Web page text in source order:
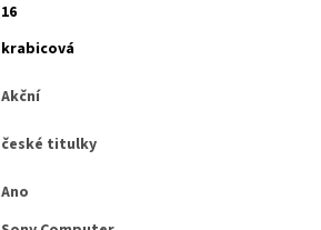
16
krabicová
Akční
české titulky
Ano